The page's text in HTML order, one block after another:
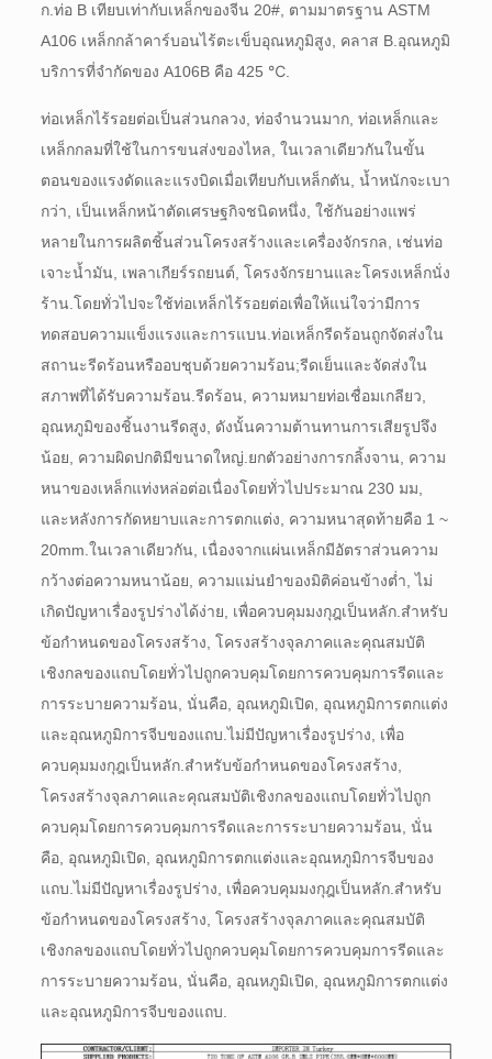
ก. ท่อ B เทียบเท่ากับเหล็กของจีน 20#, ตามมาตรฐาน ASTM
A106 เหล็กกล้าคาร์บอนไร้ตะเข็บอุณหภูมิสูง, คลาส B. อุณหภูมิ
บริการที่จำกัดของ A106B คือ 425 ℃.
ท่อเหล็กไร้รอยต่อเป็นส่วนกลวง, ท่อจำนวนมาก, ท่อเหล็กและ
เหล็กกลมที่ใช้ในการขนส่งของไหล, ในเวลาเดียวกันในขั้น
ตอนของแรงดัดและแรงบิดเมื่อเทียบกับเหล็กตัน, น้ำหนักจะเบา
กว่า, เป็นเหล็กหน้าตัดเศรษฐกิจชนิดหนึ่ง, ใช้กันอย่างแพร่
หลายในการผลิตชิ้นส่วนโครงสร้างและเครื่องจักรกล, เช่นท่อ
เจาะน้ำมัน, เพลาเกียร์รถยนต์, โครงจักรยานและโครงเหล็กนั่ง
ร้าน. โดยทั่วไปจะใช้ท่อเหล็กไร้รอยต่อเพื่อให้แน่ใจว่ามีการ
ทดสอบความแข็งแรงและการแบน. ท่อเหล็กรีดร้อนถูกจัดส่งใน
สถานะรีดร้อนหรืออบชุบด้วยความร้อน;รีดเย็นและจัดส่งใน
สภาพที่ได้รับความร้อน. รีดร้อน, ความหมายท่อเชื่อมเกลียว,
อุณหภูมิของชิ้นงานรีดสูง, ดังนั้นความต้านทานการเสียรูปจึง
น้อย, ความผิดปกติมีขนาดใหญ่. ยกตัวอย่างการกลิ้งจาน, ความ
หนาของเหล็กแท่งหล่อต่อเนื่องโดยทั่วไปประมาณ 230 มม,
และหลังการกัดหยาบและการตกแต่ง, ความหนาสุดท้ายคือ 1 ~
20mm. ในเวลาเดียวกัน, เนื่องจากแผ่นเหล็กมีอัตราส่วนความ
กว้างต่อความหนาน้อย, ความแม่นยำของมิติค่อนข้างต่ำ, ไม่
เกิดปัญหาเรื่องรูปร่างได้ง่าย, เพื่อควบคุมมงกุฎเป็นหลัก. สำหรับ
ข้อกำหนดของโครงสร้าง, โครงสร้างจุลภาคและคุณสมบัติ
เชิงกลของแถบโดยทั่วไปถูกควบคุมโดยการควบคุมการรีดและ
การระบายความร้อน, นั่นคือ, อุณหภูมิเปิด, อุณหภูมิการตกแต่ง
และอุณหภูมิการจีบของแถบ.ไม่มีปัญหาเรื่องรูปร่าง, เพื่อ
ควบคุมมงกุฎเป็นหลัก. สำหรับข้อกำหนดของโครงสร้าง,
โครงสร้างจุลภาคและคุณสมบัติเชิงกลของแถบโดยทั่วไปถูก
ควบคุมโดยการควบคุมการรีดและการระบายความร้อน, นั่น
คือ, อุณหภูมิเปิด, อุณหภูมิการตกแต่งและอุณหภูมิการจีบของ
แถบ.ไม่มีปัญหาเรื่องรูปร่าง, เพื่อควบคุมมงกุฎเป็นหลัก. สำหรับ
ข้อกำหนดของโครงสร้าง, โครงสร้างจุลภาคและคุณสมบัติ
เชิงกลของแถบโดยทั่วไปถูกควบคุมโดยการควบคุมการรีดและ
การระบายความร้อน, นั่นคือ, อุณหภูมิเปิด, อุณหภูมิการตกแต่ง
และอุณหภูมิการจีบของแถบ.